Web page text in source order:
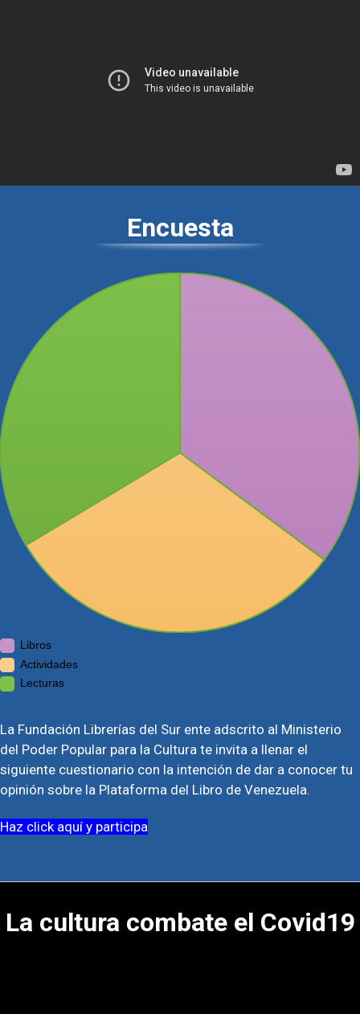
Encuesta
Libros
Actividades
Lecturas
La Fundación Librerías del Sur ente adscrito al Ministerio
del Poder Popular para la Cultura te invita a llenar el
siguiente cuestionario con la intención de dar a conocer tu
opinión sobre la Plataforma del Libro de Venezuela.
Haz click aquí y participa
La cultura combate el Covid19